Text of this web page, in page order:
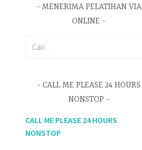
MENERIMA PELATIHAN VIA
ONLINE
CALL ME PLEASE 24 HOURS
NONSTOP
CALL ME PLEASE 24 HOURS
NONSTOP